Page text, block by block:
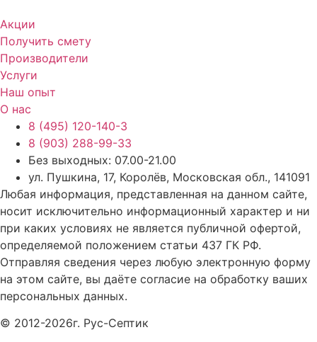
Акции
Получить смету
Производители
Услуги
Наш опыт
О нас
8 (495) 120-140-3
8 (903) 288-99-33
Без выходных: 07.00-21.00
ул. Пушкина, 17, Королёв, Московская обл., 141091
Любая информация, представленная на данном сайте,
носит исключительно информационный характер и ни
при каких условиях не является публичной офертой,
определяемой положением статьи 437 ГК РФ.
Отправляя сведения через любую электронную форму
на этом сайте, вы даёте согласие на обработку ваших
персональных данных.
© 2012-2026г. Рус-Септик